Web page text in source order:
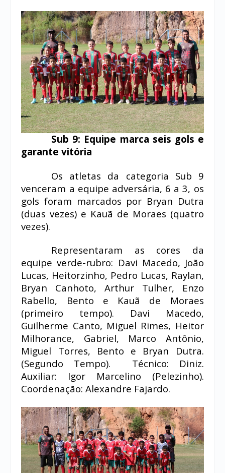
Sub 9: Equipe marca seis gols e
garante vitória
Os atletas da categoria Sub 9
venceram a equipe adversária, 6 a 3, os
gols foram marcados por Bryan Dutra
(duas vezes) e Kauã de Moraes (quatro
vezes).
Representaram as cores da
equipe verde-rubro: Davi Macedo, João
Lucas, Heitorzinho, Pedro Lucas, Raylan,
Bryan Canhoto, Arthur Tulher, Enzo
Rabello, Bento e Kauã de Moraes
(primeiro tempo). Davi Macedo,
Guilherme Canto, Miguel Rimes, Heitor
Milhorance, Gabriel, Marco Antônio,
Miguel Torres, Bento e Bryan Dutra.
(Segundo Tempo). Técnico: Diniz.
Auxiliar: Igor Marcelino (Pelezinho).
Coordenação: Alexandre Fajardo.